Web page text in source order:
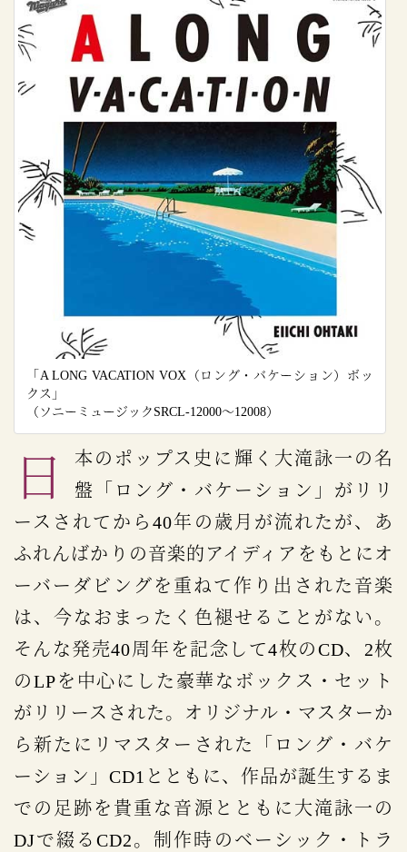
「A LONG VACATION VOX（ロング・バケーション）ボッ
クス」
（ソニーミュージックSRCL-12000～12008）
日本のポップス史に輝く大滝詠一の名
盤「ロング・バケーション」がリリ
ースされてから40年の歳月が流れたが、あ
ふれんばかりの音楽的アイディアをもとにオ
ーバーダビングを重ねて作り出された音楽
は、今なおまったく色褪せることがない。
そんな発売40周年を記念して4枚のCD、2枚
のLPを中心にした豪華なボックス・セット
がリリースされた。オリジナル・マスターか
ら新たにリマスターされた「ロング・バケ
ーション」CD1とともに、作品が誕生するま
での足跡を貴重な音源とともに大滝詠一の
DJで綴るCD2。制作時のベーシック・トラ